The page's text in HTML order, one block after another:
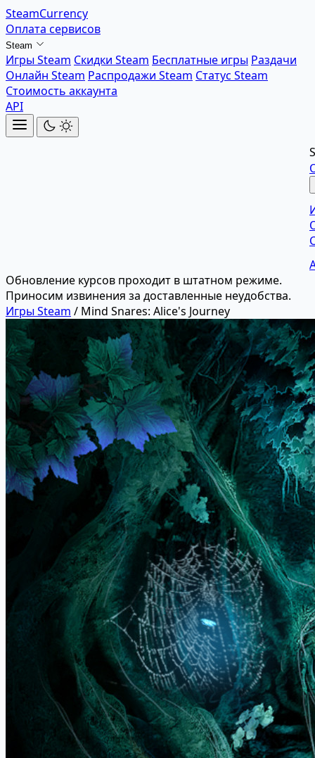
SteamCurrency
Оплата сервисов
Steam
Игры Steam Скидки Steam Бесплатные игры Раздачи
Онлайн Steam Распродажи Steam Статус Steam
Стоимость аккаунта
API
Обновление курсов проходит в штатном режиме.
Приносим извинения за доставленные неудобства.
Игры Steam / Mind Snares: Alice's Journey